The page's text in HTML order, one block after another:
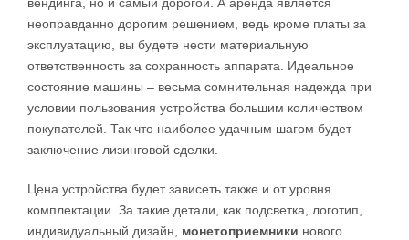
неоправданно дорогим решением, ведь кроме платы за
эксплуатацию, вы будете нести материальную
ответственность за сохранность аппарата. Идеальное
состояние машины – весьма сомнительная надежда при
условии пользования устройства большим количеством
покупателей. Так что наиболее удачным шагом будет
заключение лизинговой сделки.
Цена устройства будет зависеть также и от уровня
комплектации. За такие детали, как подсветка, логотип,
индивидуальный дизайн,
монетоприемники нового